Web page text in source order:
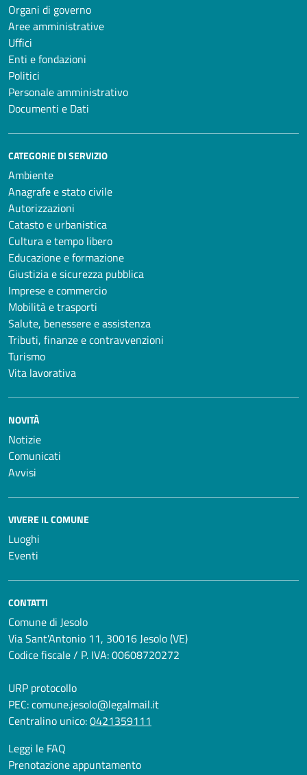
Organi di governo
Aree amministrative
Uffici
Enti e fondazioni
Politici
Personale amministrativo
Documenti e Dati
CATEGORIE DI SERVIZIO
Ambiente
Anagrafe e stato civile
Autorizzazioni
Catasto e urbanistica
Cultura e tempo libero
Educazione e formazione
Giustizia e sicurezza pubblica
Imprese e commercio
Mobilità e trasporti
Salute, benessere e assistenza
Tributi, finanze e contravvenzioni
Turismo
Vita lavorativa
NOVITÀ
Notizie
Comunicati
Avvisi
VIVERE IL COMUNE
Luoghi
Eventi
CONTATTI
Comune di Jesolo
Via Sant'Antonio 11, 30016 Jesolo (VE)
Codice fiscale / P. IVA: 00608720272
URP protocollo
PEC:comune.jesolo@legalmail.it
Centralino unico:0421359111
Leggi le FAQ
Prenotazione appuntamento